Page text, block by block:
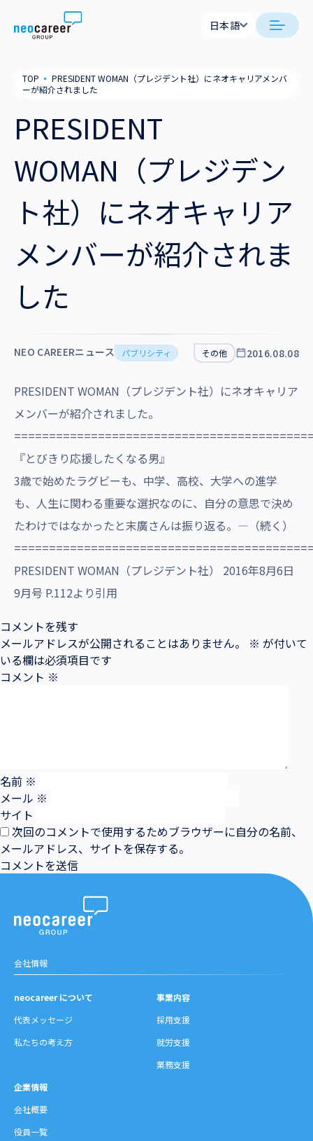
Skip to content
日本語
私たちの考え方
就労支援
業務支援
役員一覧
拠点一覧
グループ会社
サステナビリティ
採用情報
日本語
TOP ▪ PRESIDENT WOMAN（プレジデント社）にネオキャリアメンバ
ーが紹介されました
PRESIDENT
WOMAN（プレジデン
ト社）にネオキャリア
メンバーが紹介されま
した
NEO CAREERニュース パブリシティ その他 2016.08.08
PRESIDENT WOMAN（プレジデント社）にネオキャリア
メンバーが紹介されました。
『とびきり応援したくなる男』
3歳で始めたラグビーも、中学、高校、大学への進学
も、人生に関わる重要な選択なのに、自分の意思で決め
たわけではなかったと末廣さんは振り返る。―（続く）
PRESIDENT WOMAN（プレジデント社） 2016年8月6日
9月号 P.112より引用
コメントを残す
メールアドレスが公開されることはありません。
※ が付いて
いる欄は必須項目です
コメント ※
名前 ※
メール ※
サイト
次回のコメントで使用するためブラウザーに自分の名前、
メールアドレス、サイトを保存する。
会社情報
neocareer について
代表メッセージ
私たちの考え方
事業内容
採用支援
就労支援
業務支援
企業情報
会社概要
役員一覧